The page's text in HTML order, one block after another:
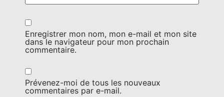
Enregistrer mon nom, mon e-mail et mon site
dans le navigateur pour mon prochain
commentaire.
Prévenez-moi de tous les nouveaux
commentaires par e-mail.